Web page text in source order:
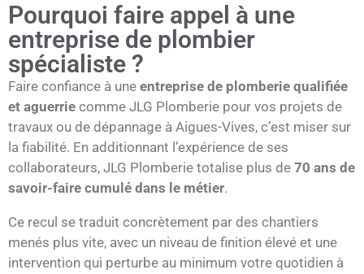
Pourquoi faire appel à une
entreprise de plombier
spécialiste ?
Faire confiance à une entreprise de plomberie qualifiée
et aguerrie comme JLG Plomberie pour vos projets de
travaux ou de dépannage à Aigues-Vives, c’est miser sur
la fiabilité. En additionnant l’expérience de ses
collaborateurs, JLG Plomberie totalise plus de 70 ans de
savoir-faire cumulé dans le métier.
Ce recul se traduit concrètement par des chantiers
menés plus vite, avec un niveau de finition élevé et une
intervention qui perturbe au minimum votre quotidien à